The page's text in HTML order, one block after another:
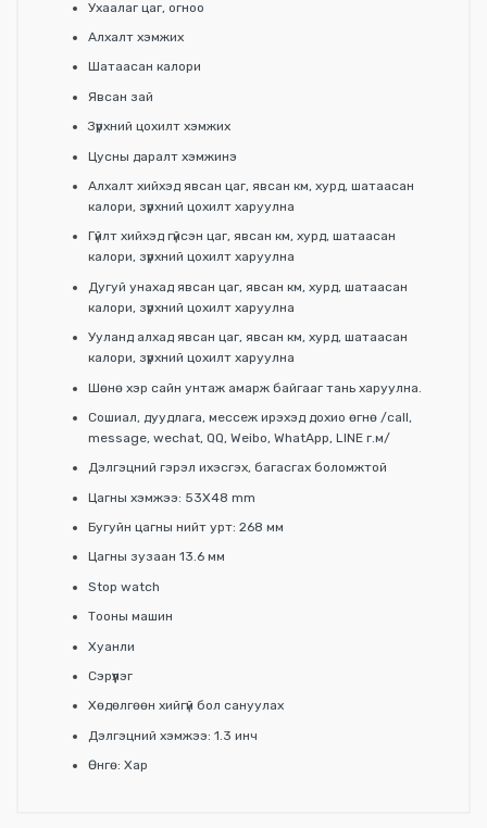
Ухаалаг цаг, огноо
Алхалт хэмжих
Шатаасан калори
Явсан зай
Зүрхний цохилт хэмжих
Цусны даралт хэмжинэ
Алхалт хийхэд явсан цаг, явсан км, хурд, шатаасан
калори, зүрхний цохилт харуулна
Гүйлт хийхэд гүйсэн цаг, явсан км, хурд, шатаасан
калори, зүрхний цохилт харуулна
Дугуй унахад явсан цаг, явсан км, хурд, шатаасан
калори, зүрхний цохилт харуулна
Ууланд алхад явсан цаг, явсан км, хурд, шатаасан
калори, зүрхний цохилт харуулна
Шөнө хэр сайн унтаж амарж байгааг тань харуулна.
Сошиал, дуудлага, мессеж ирэхэд дохио өгнө /call,
message, wechat, QQ, Weibo, WhatApp, LINE г.м/
Дэлгэцний гэрэл ихэсгэх, багасгах боломжтой
Цагны хэмжээ: 53Х48 mm
Бугуйн цагны нийт урт: 268 мм
Цагны зузаан 13.6 мм
Stop watch
Тооны машин
Хуанли
Сэрүүлэг
Хөдөлгөөн хийгүй бол сануулах
Дэлгэцний хэмжээ: 1.3 инч
Өнгө: Хар